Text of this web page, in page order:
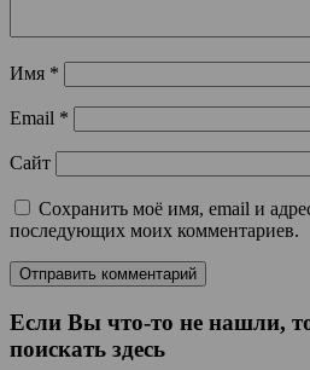
Имя *
Email *
Сайт
Сохранить моё имя, email и
последующих моих комментариев.
Если Вы что-то не нашли,
поискать здесь